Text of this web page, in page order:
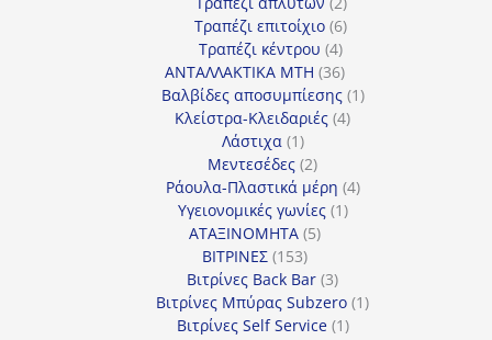
προϊόντα
Τραπέζι επιτοίχιο 66
προϊόντα
Τραπέζι κέντρου 44
προϊόντα
ΑΝΤΑΛΛΑΚΤΙΚΑ MTH 3636
προϊόντα
Βαλβίδες αποσυμπίεσης 11
Κλείστρα-Κλειδαριές 44
Λάστιχα 11
προϊόν
Μεντεσέδες 22
προϊόντα
Ράουλα-Πλαστικά μέρη 44
Υγειονομικές γωνίες 11
ΑΤΑΞΙΝΟΜΗΤΑ 55
ΒΙΤΡΙΝΕΣ 153153
προϊόντα
Βιτρίνες Back Bar 33
προϊόντα
Βιτρίνες Mπύρας Subzero 11
Βιτρίνες Self Service 11